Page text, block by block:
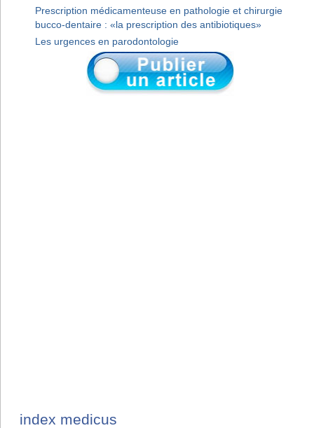
Prescription médicamenteuse en pathologie et chirurgie
bucco-dentaire : «la prescription des antibiotiques»
Les urgences en parodontologie
index medicus